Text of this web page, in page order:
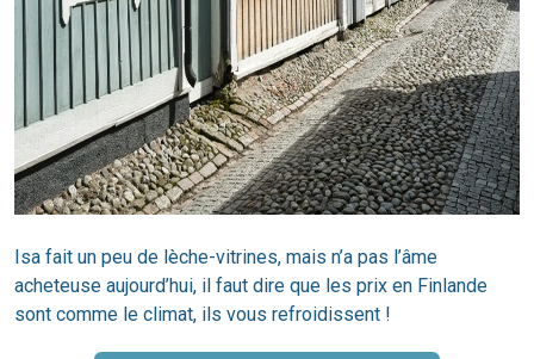
Isa fait un peu de lèche-vitrines, mais n’a pas l’âme
acheteuse aujourd’hui, il faut dire que les prix en Finlande
sont comme le climat, ils vous refroidissent !